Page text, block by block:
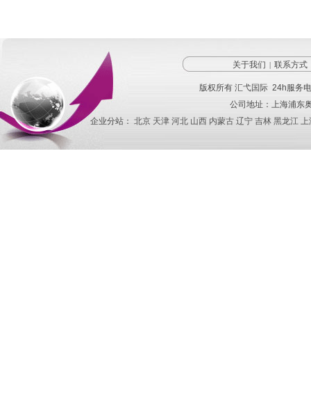
关于我们 | 联系方式
版权所有 汇弋国际 24h服务
公司地址：上海浦东
企业分站： 北京 天津 河北 山西 内蒙古 辽宁 吉林 黑龙江 上